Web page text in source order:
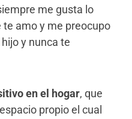
me gusta lo
amo y me preocupo
y nunca te
en el hogar, que
propio el cual